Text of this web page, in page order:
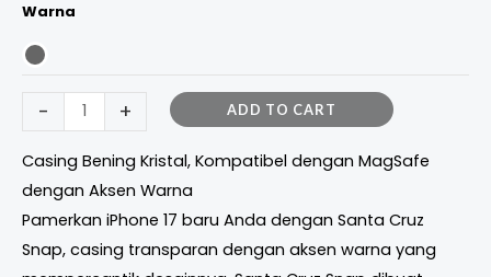
Warna
- + ADD TO CART
Casing Bening Kristal, Kompatibel dengan MagSafe
dengan Aksen Warna
Pamerkan iPhone 17 baru Anda dengan Santa Cruz
Snap, casing transparan dengan aksen warna yang